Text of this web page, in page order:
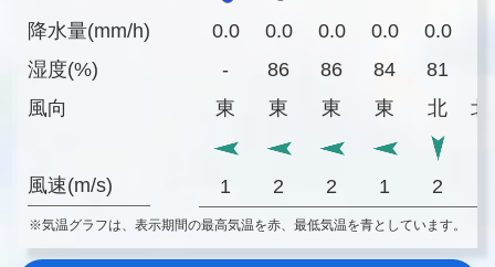
降水量(mm/h)
湿度(%)
風向
風速(m/s)
0.0 0.0 0.0 0.0 0.0
-
86 86 84 81
東
東 東 東 北 北
1 2 2 1 2
※気温グラフは、表示期間の最高気温を赤、最低気温を青としています。